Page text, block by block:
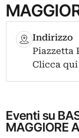
Indirizzo
Piazzetta
Clicca
Eventi su
MAGGIORE